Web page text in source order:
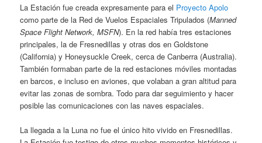
La Estación fue creada expresamente para el Proyecto Apolo
como parte de la Red de Vuelos Espaciales Tripulados (Manned
Space Flight Network, MSFN). En la red había tres estaciones
principales, la de Fresnedillas y otras dos en Goldstone
(California) y Honeysuckle Creek, cerca de Canberra (Australia).
También formaban parte de la red estaciones móviles montadas
en barcos, e incluso en aviones, que volaban a gran altitud para
evitar las zonas de sombra. Todo para dar seguimiento y hacer
posible las comunicaciones con las naves espaciales.
La llegada a la Luna no fue el único hito vivido en Fresnedillas.